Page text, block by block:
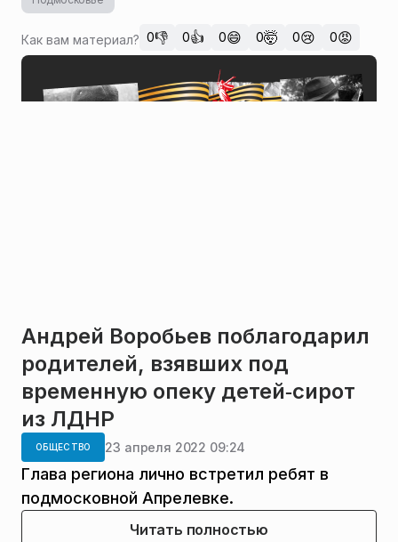
Как вам материал? 0👎 0👍 0😄 0🤯 0😢 0😡
Андрей Воробьев поблагодарил
родителей, взявших под
временную опеку детей‑сирот
из ЛДНР
ОБЩЕСТВО 23 апреля 2022 09:24
Глава региона лично встретил ребят в
подмосковной Апрелевке.
Читать полностью